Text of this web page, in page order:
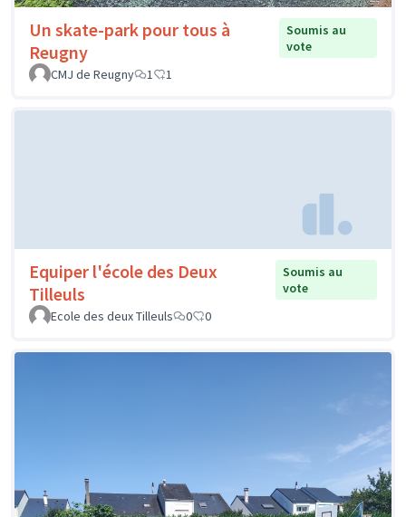
Un skate-park pour tous à
Reugny
Soumis au
vote
CMJ de Reugny
1 1
Equiper l'école des Deux
Tilleuls
Soumis au
vote
Ecole des deux Tilleuls
0 0